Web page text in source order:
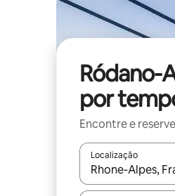
Ródano-
por
Encontre e
Localização
Quando os